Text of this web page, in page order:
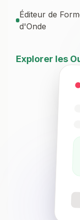
Éditeur de
d'Onde
Explorer les